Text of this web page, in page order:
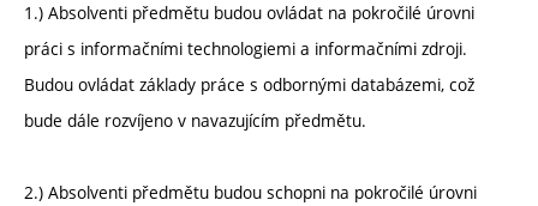
1.) Absolventi předmětu budou ovládat na pokročilé úrovni
práci s informačními technologiemi a informačními zdroji.
Budou ovládat základy práce s odbornými databázemi, což
bude dále rozvíjeno v navazujícím předmětu.
2.) Absolventi předmětu budou schopni na pokročilé úrovni